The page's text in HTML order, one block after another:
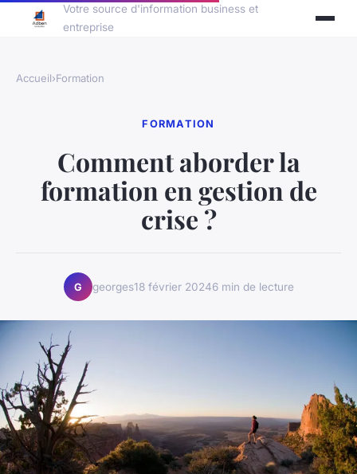
Votre source d'information business et
entreprise
Accueil›Formation
FORMATION
Comment aborder la
formation en gestion de
crise ?
G georges18 février 20246 min de lecture